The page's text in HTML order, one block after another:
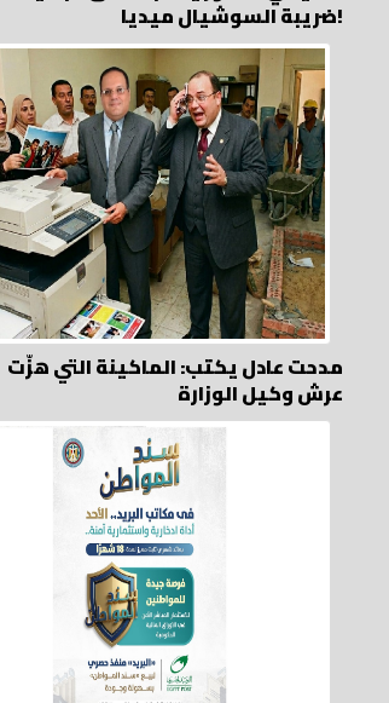
ضريبة السوشيال ميديا!
مدحت عادل يكتب: الماكينة التي هزّت
عرش وكيل الوزارة